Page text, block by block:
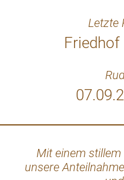
Letzte
Friedhof
Mit einem
unsere